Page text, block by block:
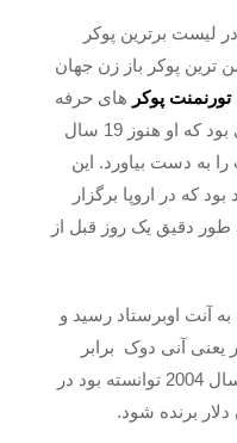
لیست برترین پوکر
ترین پوکر باز زن جهان
تورنمنت پوکر های حرفه
ای افتخار بزرگی کسب کند و این در حالی بود که او هنوز 19 سال
به دست بیاورد. این
بود که در اروپا برگزار
یعنی به طور دقیق یک روز قبل از
دلار بود که به آنت اوبرستاد رسید و
یعنی آنی دوک برابر
شد. این در حالی بود که آنی دوک هم در سال 2004 توانسته بود در
برنده شود.